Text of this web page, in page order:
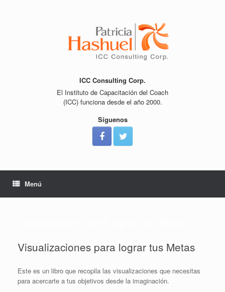
ICC Consulting Corp.
El Instituto de Capacitación del Coach
(ICC) funciona desde el año 2000.
Síguenos
Menú
Visualizaciones para lograr tus Metas
Este es un libro que recopila las visualizaciones que necesitas
para acercarte a tus objetivos desde la imaginación.